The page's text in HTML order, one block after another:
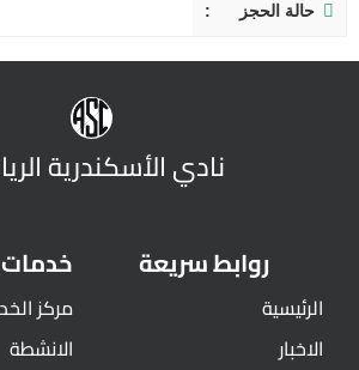
حالة الحجز
نادي الأسكندرية
روابط سريعة
الرئيسية
الاخبار
خدمات
مركز
الانشطة